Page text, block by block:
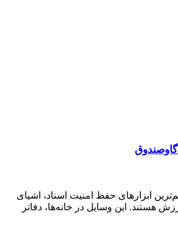
گاوصندوق
ابزارهای حفظ امنیت اسناد، اشیای
هستند. این وسایل در خانه‌ها، دفاتر